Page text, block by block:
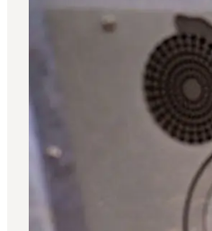
Inselhüpfen
Outdoor